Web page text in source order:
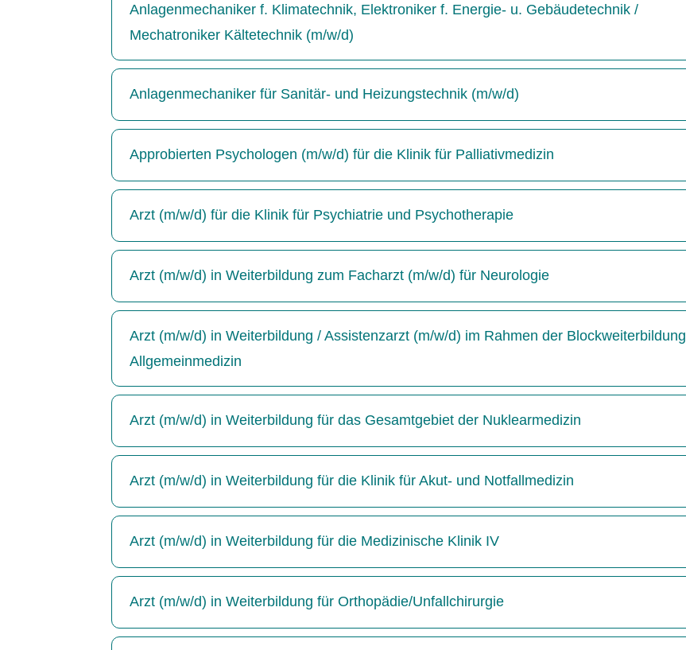
Anlagenmechaniker f. Klimatechnik, Elektroniker f. Energie- u. Gebäudetechnik /
Mechatroniker Kältetechnik (m/w/d)
Anlagenmechaniker für Sanitär- und Heizungstechnik (m/w/d)
Approbierten Psychologen (m/w/d) für die Klinik für Palliativmedizin
Arzt (m/w/d) für die Klinik für Psychiatrie und Psychotherapie
Arzt (m/w/d) in Weiterbildung zum Facharzt (m/w/d) für Neurologie
Arzt (m/w/d) in Weiterbildung / Assistenzarzt (m/w/d) im Rahmen der Blockweiterbildung
Allgemeinmedizin
Arzt (m/w/d) in Weiterbildung für das Gesamtgebiet der Nuklearmedizin
Arzt (m/w/d) in Weiterbildung für die Klinik für Akut- und Notfallmedizin
Arzt (m/w/d) in Weiterbildung für die Medizinische Klinik IV
Arzt (m/w/d) in Weiterbildung für Orthopädie/Unfallchirurgie